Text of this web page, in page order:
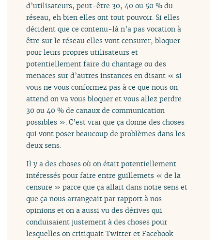
d’utilisateurs, peut-être 30, 40 ou 50 % du
réseau, eh bien elles ont tout pouvoir. Si elles
décident que ce contenu-là n’a pas vocation à
être sur le réseau elles vont censurer, bloquer
pour leurs propres utilisateurs et
potentiellement faire du chantage ou des
menaces sur d’autres instances en disant « si
vous ne vous conformez pas à ce que nous on
attend on va vous bloquer et vous allez perdre
30 ou 40 % de canaux de communication
possibles ». C’est vrai que ça donne des choses
qui vont poser beaucoup de problèmes dans les
deux sens.
Il y a des choses où on était potentiellement
intéressés pour faire entre guillemets « de la
censure » parce que ça allait dans notre sens et
que ça nous arrangeait par rapport à nos
opinions et on a aussi vu des dérives qui
conduisaient justement à des choses pour
lesquelles on critiquait Twitter et Facebook :